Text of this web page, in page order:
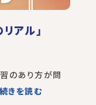
アル」
のあり方が問
きを読む